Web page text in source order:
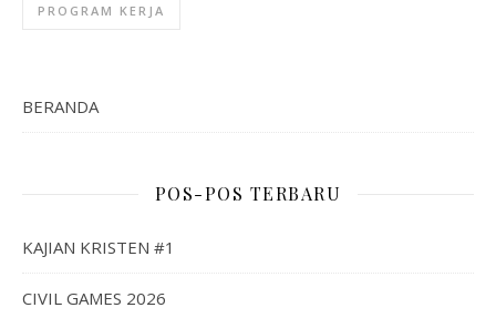
PROGRAM KERJA
BERANDA
POS-POS TERBARU
KAJIAN KRISTEN #1
CIVIL GAMES 2026